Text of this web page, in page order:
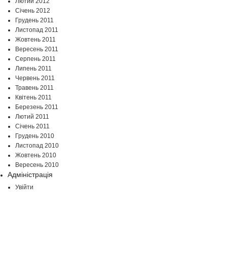
Січень 2012
Грудень 2011
Листопад 2011
Жовтень 2011
Вересень 2011
Серпень 2011
Липень 2011
Червень 2011
Травень 2011
Квітень 2011
Березень 2011
Лютий 2011
Січень 2011
Грудень 2010
Листопад 2010
Жовтень 2010
Вересень 2010
Адміністрація
Увійти